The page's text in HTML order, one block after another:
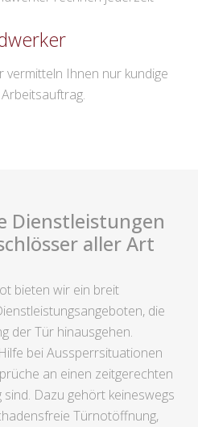
vermitteln Ihnen nur kundige
Dienstleistungen
aller Art
bieten wir ein breit
die
der Tür hinausgehen.
bei Aussperrsituationen
an einen zeitgerechten
Dazu gehört keineswegs
Türnotöffnung,